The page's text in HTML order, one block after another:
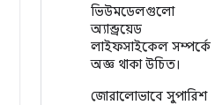
ভিউমডেলগুলো
অ্যান্ড্রয়েড
লাইফসাইকেল সম্পর্কে
অজ্ঞ থাকা উচিত।
জোরালোভাবে সুপারিশ